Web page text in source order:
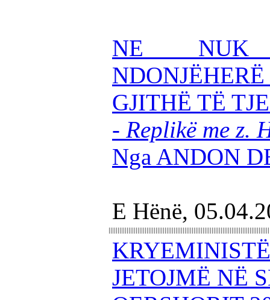
NE NUK
GJITHË TË
- Replikë me z.
Nga ANDON
E Hënë,
JETOJMË NË